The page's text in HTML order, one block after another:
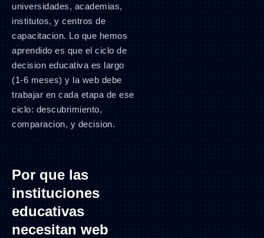
universidades, academias,
institutos, y centros de
capacitacion. Lo que hemos
aprendido es que el ciclo de
decision educativa es largo
(1-6 meses) y la web debe
trabajar en cada etapa de ese
ciclo: descubrimiento,
comparacion, y decision.
Por que las
instituciones
educativas
necesitan web